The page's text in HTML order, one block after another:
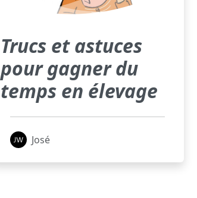
Trucs et astuces
pour gagner du
temps en élevage
José